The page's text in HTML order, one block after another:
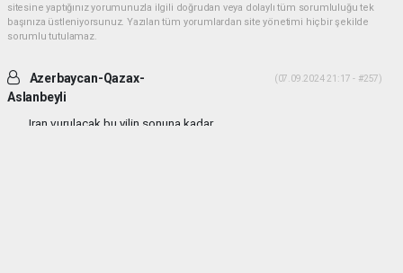
sitesine yaptığınız yorumunuzla ilgili doğrudan veya dolaylı tüm sorumluluğu tek
başınıza üstleniyorsunuz. Yazılan tüm yorumlardan site yönetimi hiçbir şekilde
sorumlu tutulamaz.
Azerbaycan-Qazax-
Aslanbeyli
(07.09.2024 21:17 - #257)
Iran vurulacak bu yilin sonuna kadar...